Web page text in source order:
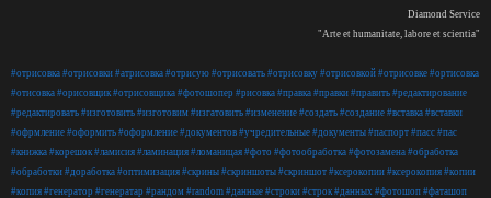
Diamond Service
"Arte et humanitate, labore et scientia"
#отрисовка #отрисовки #атрисовка #отрисую #отрисовать #отрисовку #отрисовкой #отрисовке #ортисовка
#отисовка #орисовщик #отрисовщика #фотошопер #рисовка #правка #правки #править #редактирование
#редактировать #изготовить #изготовим #изгатовить #изменение #создать #создание #вставка #вставки
#офрмление #оформить #оформление #документов #учредительные #документы #паспорт #пасс #пас
#книжка #корешок #ламисия #ламинация #ломаницая #фото #фотообработка #фотозамена #обработка
#обработки #доработка #оптимизация #скрины #скриншоты #скриншот #ксерокопии #ксерокопия #копии
#копия #генератор #генератар #рандом #random #данные #строки #строк #данных #фотошоп #фаташоп